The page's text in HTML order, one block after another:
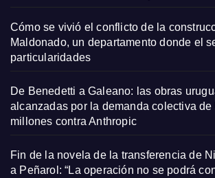
Cómo se vivió el conflicto de la
Maldonado, un departamento donde el
particularidades
De Benedetti a Galeano: las obras
alcanzadas por la demanda colectiva de
millones contra Anthropic
Fin de la novela de la transferencia de
a Peñarol: “La operación no se podrá